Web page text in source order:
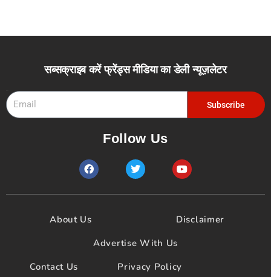
सब्सक्राइब करें फ्रेंड्स मीडिया का डेली न्यूज़लेटर
Subscribe
Follow Us
F
a
e
o
T
w
t
Y
o
t
e
About Us
Disclaimer
Advertise With Us
Contact Us
Privacy Policy